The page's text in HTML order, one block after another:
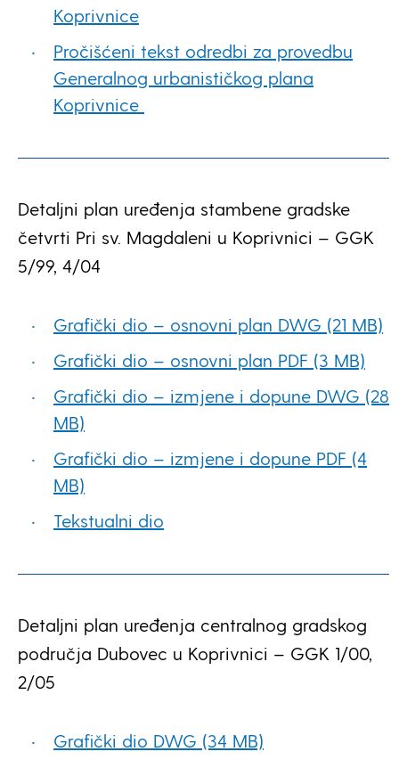
Koprivnice
Pročišćeni tekst odredbi za provedbu
Generalnog urbanističkog plana
Koprivnice
Detaljni plan uređenja stambene gradske
četvrti Pri sv. Magdaleni u Koprivnici – GGK
5/99, 4/04
Grafički dio – osnovni plan DWG (21 MB)
Grafički dio – osnovni plan PDF (3 MB)
Grafički dio – izmjene i dopune DWG (28
MB)
Grafički dio – izmjene i dopune PDF (4
MB)
Tekstualni dio
Detaljni plan uređenja centralnog gradskog
područja Dubovec u Koprivnici – GGK 1/00,
2/05
Grafički dio DWG (34 MB)